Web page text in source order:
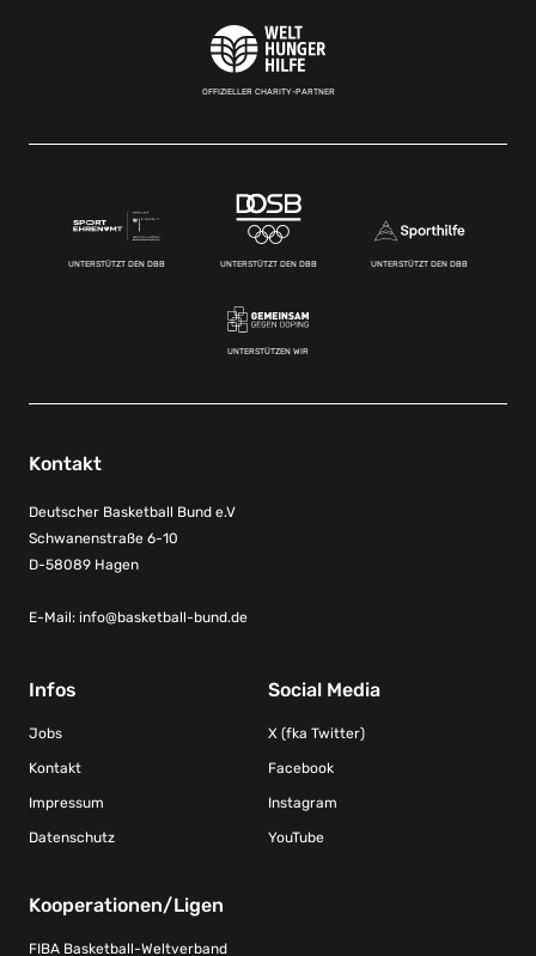
OFFIZIELLER CHARITY-PARTNER
UNTERSTÜTZT DEN DBB UNTERSTÜTZT DEN DBB UNTERSTÜTZT DEN DBB
UNTERSTÜTZEN WIR
Kontakt
Deutscher Basketball Bund e.V
Schwanenstraße 6-10
D-58089 Hagen
E-Mail: info@basketball-bund.de
Infos
Jobs
Kontakt
Impressum
Datenschutz
Social Media
X (fka Twitter)
Facebook
Instagram
YouTube
Kooperationen/Ligen
FIBA Basketball-Weltverband